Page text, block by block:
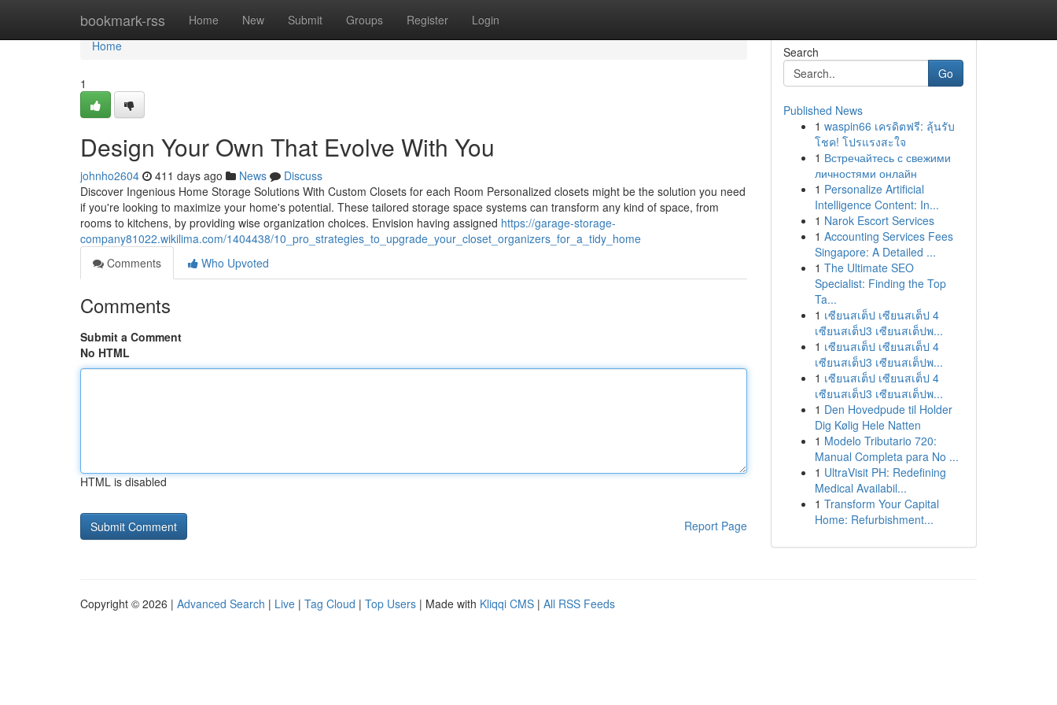
bookmark-rss Home New Submit Groups Register Login
Home
Home
1
Design Your Own That Evolve With You
johnho2604 411 days ago News
Discuss
Discover Ingenious Home Storage Solutions With Custom Closets for each Room Personalized closets might be the solution you need
if you're looking to maximize your home's potential. These tailored storage space systems can transform any kind of space, from
rooms to kitchens, by providing wise organization choices. Envision having assigned https://garage-storage-
company81022.wikilima.com/1404438/10_pro_strategies_to_upgrade_your_closet_organizers_for_a_tidy_home
Comments
Who Upvoted
Comments
Submit a Comment
No HTML
HTML is disabled
Report Page
Search
Go
Published News
1 waspin66 เครดิตฟรี: ลุ้นรับ
โชค! โปรแรงสะใจ
1 Встречайтесь с свежими
личностями онлайн
1 Personalize Artificial
Intelligence Content: In...
1 Narok Escort Services
1 Accounting Services Fees
Singapore: A Detailed ...
1 The Ultimate SEO
Specialist: Finding the Top
Ta...
1 เซียนสเต็ป เซียนสเต็ป 4
เซียนสเต็ป3 เซียนสเต็ปพ...
1 เซียนสเต็ป เซียนสเต็ป 4
เซียนสเต็ป3 เซียนสเต็ปพ...
1 เซียนสเต็ป เซียนสเต็ป 4
เซียนสเต็ป3 เซียนสเต็ปพ...
1 Den Hovedpude til Holder
Dig Kølig Hele Natten
1 Modelo Tributario 720:
Manual Completa para No ...
1 UltraVisit PH: Redefining
Medical Availabil...
1 Transform Your Capital
Home: Refurbishment...
Copyright © 2026 | Advanced Search | Live | Tag Cloud | Top Users | Made with Kliqqi CMS | All RSS Feeds